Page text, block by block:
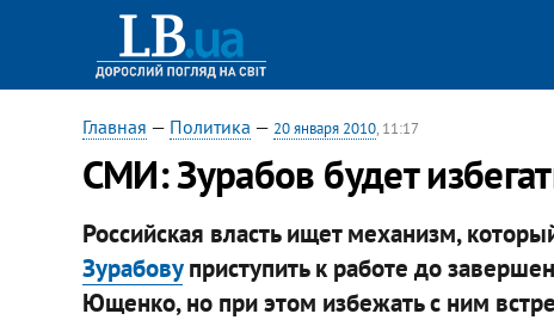
Главная — Политика — 20 января 2010, 11:17
СМИ: Зурабов будет
Российская власть ищет механизм,
Зурабовуприступить к работе до
Ющенко, но при этом избежать с ним